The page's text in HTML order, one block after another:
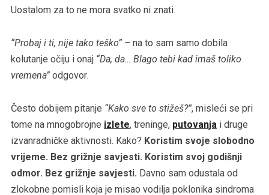
Uostalom za to ne mora svatko ni znati.
“Probaj i ti, nije tako teško” – na to sam samo dobila
kolutanje očiju i onaj “Da, da… Blago tebi kad imaš toliko
vremena” odgovor.
Često dobijem pitanje “Kako sve to stižeš?”, misleći se pri
tome na mnogobrojne izlete, treninge, putovanja i druge
izvanradničke aktivnosti. Kako? Koristim svoje slobodno
vrijeme. Bez grižnje savjesti. Koristim svoj godišnji
odmor. Bez grižnje savjesti. Davno sam odustala od
zlokobne pomisli koja je misao vodilja poklonika sindroma